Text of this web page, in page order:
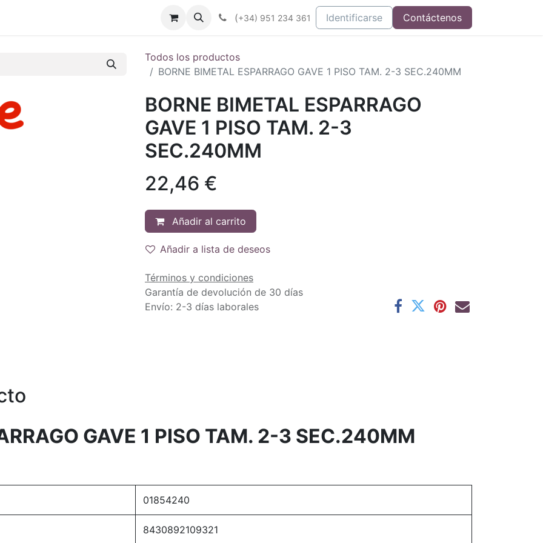
Industrias Noticias Integrados
(+34) 951 234 361 Identificarse Contáctenos
Todos los productos
BORNE BIMETAL ESPARRAGO GAVE 1 PISO TAM. 2-3 SEC.240MM
BORNE BIMETAL ESPARRAGO
GAVE 1 PISO TAM. 2-3
SEC.240MM
22,46 €
Añadir al carrito
Añadir a lista de deseos
Términos y condiciones
Garantía de devolución de 30 días
Envío: 2-3 días laborales
GAVE 1 PISO TAM. 2-3 SEC.240MM
01854240
8430892109321